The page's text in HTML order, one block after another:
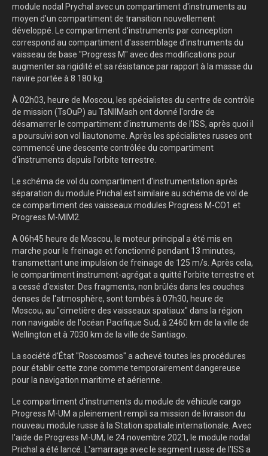
module nodal Prychal avec un compartiment d'instruments au
moyen d'un compartiment de transition nouvellement
développé. Le compartiment d'instruments par conception
correspond au compartiment d'assemblage d'instruments du
vaisseau de base "Progress M" avec des modifications pour
augmenter sa rigidité et sa résistance par rapport à la masse du
navire portée à 8 180 kg.
À 02h03, heure de Moscou, les spécialistes du centre de contrôle
de mission (TsOuP) au TsNIIMash ont donné l'ordre de
désamarrer le compartiment d'instruments de l'ISS, après quoi il
a poursuivi son vol liautonome. Après les spécialistes russes ont
commencé une descente contrôlée du compartiment
d'instruments depuis l'orbite terrestre.
Le schéma de vol du compartiment d'instrumentation après
séparation du module Prichal est similaire au schéma de vol de
ce compartiment des vaisseaux modules Progress M-CO1 et
Progress M-MIM2.
A 06h45 heure de Moscou, le moteur principal a été mis en
marche pour le freinage et fonctionné pendant 13 minutes,
transmettant une impulsion de freinage de 125 m/s. Après cela,
le compartiment instrument-agrégat a quitté l'orbite terrestre et
a cessé d'exister. Des fragments, non brûlés dans les couches
denses de l'atmosphère, sont tombés à 07h30, heure de
Moscou, au "cimetière des vaisseaux spatiaux" dans la région
non navigable de l'océan Pacifique Sud, à 2460 km de la ville de
Wellington et à 7030 km de la ville de Santiago.
La société d'État "Roscosmos" a achevé toutes les procédures
pour établir cette zone comme temporairement dangereuse
pour la navigation maritime et aérienne.
Le compartiment d'instruments du module de véhicule cargo
Progress M-UM a pleinement rempli sa mission de livraison du
nouveau module russe à la Station spatiale internationale. Avec
l'aide de Progress M-UM, le 24 novembre 2021, le module nodal
Prichal a été lancé. L'amarrage avec le segment russe de l'ISS a